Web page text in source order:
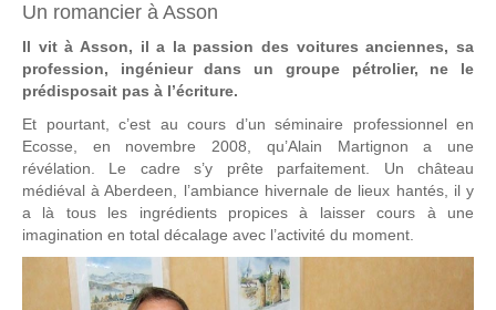
Un romancier à Asson
Il vit à Asson, il a la passion des voitures anciennes, sa
profession, ingénieur dans un groupe pétrolier, ne le
prédisposait pas à l’écriture.
Et pourtant, c’est au cours d’un séminaire professionnel en
Ecosse, en novembre 2008, qu’Alain Martignon a une
révélation. Le cadre s’y prête parfaitement. Un château
médiéval à Aberdeen, l’ambiance hivernale de lieux hantés, il y
a là tous les ingrédients propices à laisser cours à une
imagination en total décalage avec l’activité du moment.